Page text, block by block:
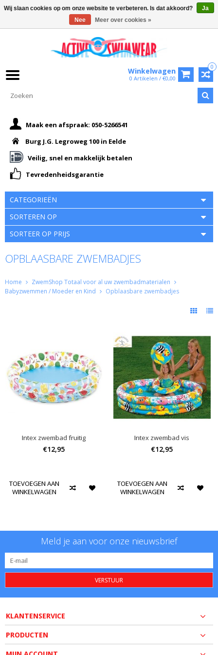
0
Winkelwagen
0 Artikelen / €0,00
Maak een afspraak: 050-5266541
Burg J.G. Legroweg 100 in Eelde
Veilig, snel en makkelijk betalen
Tevredenheidsgarantie
CATEGORIEËN
SORTEREN OP
SORTEER OP PRIJS
OPBLAASBARE ZWEMBADJES
Home
ZwemShop Totaal voor al uw zwembadmaterialen
Babyzwemmen / Moeder en Kind
Opblaasbare zwembadjes
Intex zwembad fruitig
€12,95
TOEVOEGEN AAN
WINKELWAGEN
Intex zwembad vis
€12,95
TOEVOEGEN AAN
WINKELWAGEN
Meld je aan voor onze nieuwsbrief
VERSTUUR
KLANTENSERVICE
PRODUCTEN
Wij slaan cookies op om onze website te verbeteren. Is dat akkoord?
Ja
Nee
Meer over cookies »